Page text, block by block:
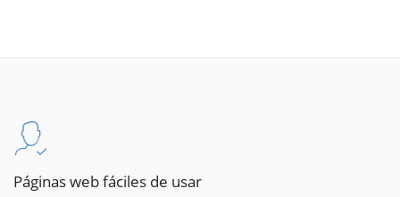
Páginas web fáciles de usar